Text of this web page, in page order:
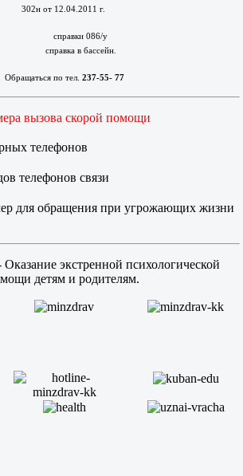
302н от 12.04.2011 г.
справки 086/у
справка в бассейн.
Обращаться по тел. 237-55- 77
вызова скорой помощи
телефонов
телефонов связи
для обращения при угрожающих жизни
Оказание экстренной психологической
детям и родителям.